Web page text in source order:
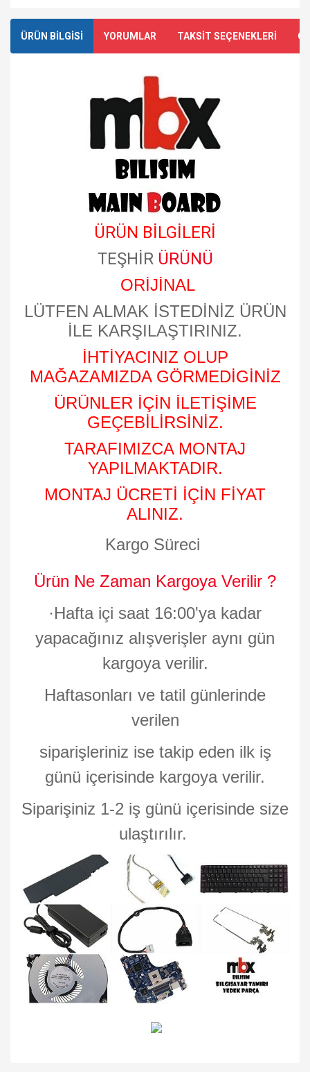
ÜRÜN BİLGİSİ YORUMLAR TAKSİT SEÇENEKLERİ
ÜRÜN BİLGİLERİ
TEŞHİR ÜRÜNÜ
ORİJİNAL
LÜTFEN ALMAK İSTEDİNİZ ÜRÜN
İLE KARŞILAŞTIRINIZ.
İHTİYACINIZ OLUP
MAĞAZAMIZDA GÖRMEDİGİNİZ
ÜRÜNLER İÇİN İLETİŞİME
GEÇEBİLİRSİNİZ.
TARAFIMIZCA MONTAJ
YAPILMAKTADIR.
MONTAJ ÜCRETİ İÇİN FİYAT
ALINIZ.
Kargo Süreci
Ürün Ne Zaman Kargoya Verilir ?
·Hafta içi saat 16:00'ya kadar
yapacağınız alışverişler aynı gün
kargoya verilir.
Haftasonları ve tatil günlerinde
verilen
siparişleriniz ise takip eden ilk iş
günü içerisinde kargoya verilir.
Siparişiniz 1-2 iş günü içerisinde size
ulaştırılır.